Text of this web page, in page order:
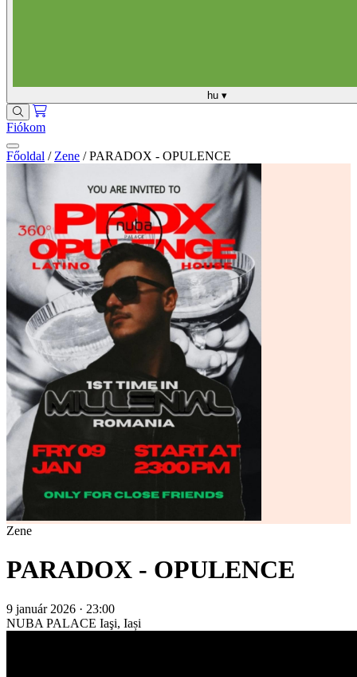
hu ▾
Fiókom
Főoldal / Zene / PARADOX - OPULENCE
Zene
PARADOX - OPULENCE
9 január 2026 · 23:00
NUBA PALACE Iaşi, Iași